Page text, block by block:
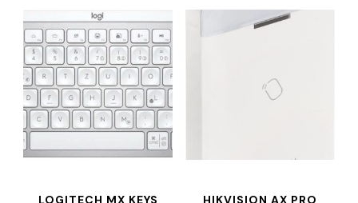
LOGITECH MX KEYS HIKVISION AX PRO